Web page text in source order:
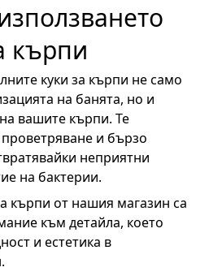
кърпи
куки за кърпи не само
на банята, но и
вашите кърпи. Те
и бързо
неприятни
на бактерии.
кърпи от нашия магазин са
към детайла, което
и естетика в